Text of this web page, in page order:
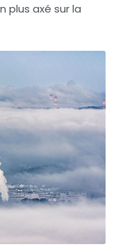
plus axé sur la